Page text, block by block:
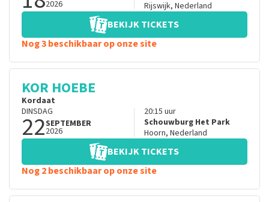
2026
Rijswijk, Nederland
BEKIJK TICKETS
Nog 3 beschikbaar op onze site
KOR HOEBE
Kordaat
DINSDAG
22SEPTEMBER
2026
20:15 uur
Schouwburg Het Park
Hoorn, Nederland
BEKIJK TICKETS
Nog 2 beschikbaar op onze site